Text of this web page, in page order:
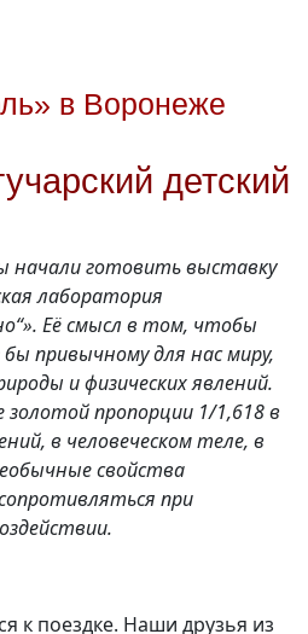
в Воронеже
детский
готовить выставку
лаборатория
Её смысл в том, чтобы
привычному для нас миру,
и физических явлений.
пропорции 1/1,618 в
в человеческом теле, в
свойства
при
к поездке. Наши друзья из